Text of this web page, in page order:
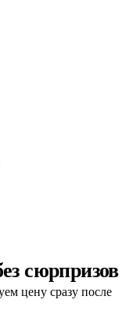
сюрпризов
цену сразу после